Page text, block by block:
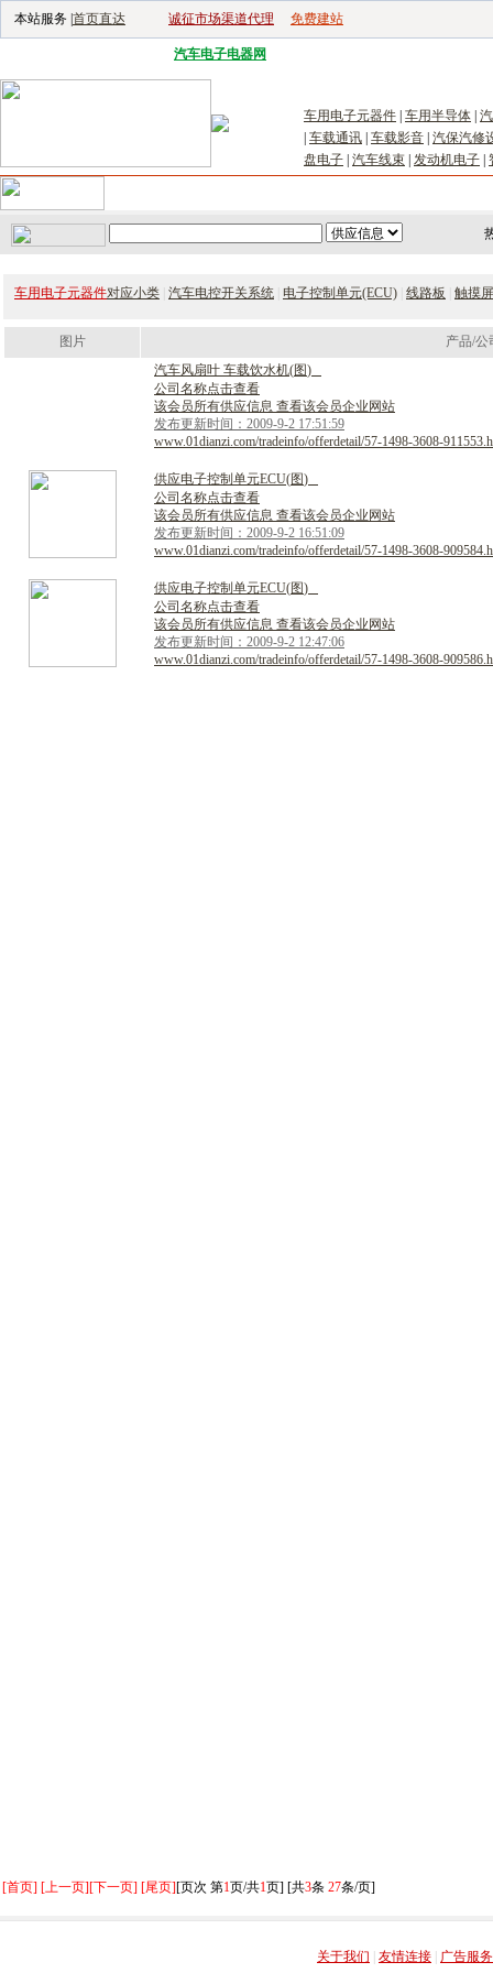
本站服务 | 首页直达 诚征市场渠道代理 免费建站
汽车电子电器网
车用电子元器件 车用半导体
车载通讯 车载影音 汽保汽修
盘电子 汽车线束 发动机电子
车用电子元器件对应小类 汽车电控开关系统 电子控制单元(ECU) 线路板 触摸屏
图片
产品/公
汽车风扇叶 车载饮水机(图)
公司名称点击查看
该会员所有供应信息 查看该会员企业网站
发布更新时间：2009-9-2 17:51:59
www.01dianzi.com/tradeinfo/offerdetail/57-1498-3608-
供应电子控制 单元ECU(图)
公司名称点击查看
该会员所有供应信息 查看该会员企业网站
发布更新时间：2009-9-2 16:51:09
www.01dianzi.com/tradeinfo/offerdetail/57-1498-3608-
供应电子控制 单元ECU(图)
公司名称点击查看
该会员所有供应信息 查看该会员企业网站
发布更新时间：2009-9-2 12:47:06
www.01dianzi.com/tradeinfo/offerdetail/57-1498-3608-
[首页] [上一页][下一页] [尾页][页次 第1页/共1页] [共3条 27条/页]
关于我们 友情连接 广告服务